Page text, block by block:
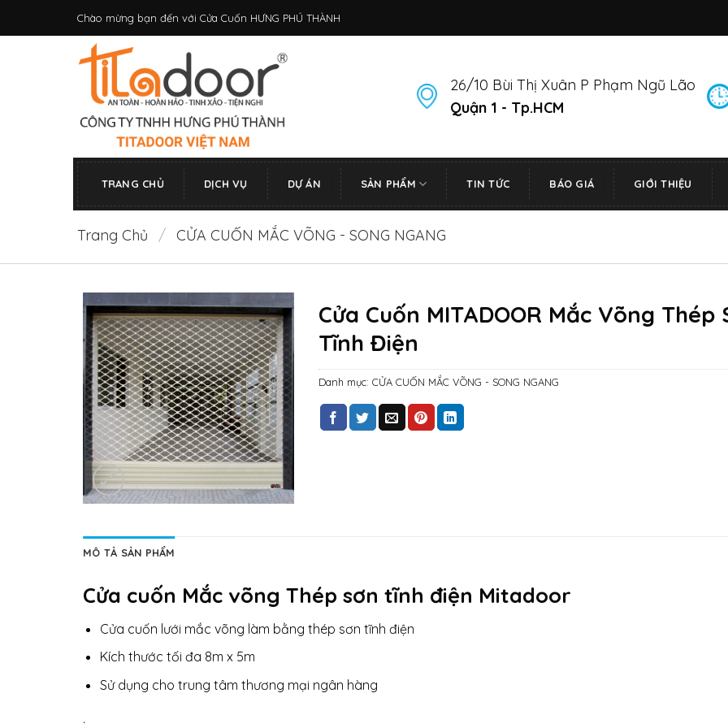
Chào mừng bạn đến với Cửa Cuốn HƯNG PHÚ THÀNH
26/10 Bùi Thị Xuân P Phạm Ngũ Lão
Quận 1 - Tp.HCM
TRANG CHỦ DỊCH VỤ DỰ ÁN SẢN PHẨM TIN TỨC BÁO GIÁ GIỚI THIỆU
Trang Chủ / CỬA CUỐN MẮC VÕNG - SONG NGANG
Cửa Cuốn MITADOOR Mắc Võng Thép
Tĩnh Điện
Danh mục: CỬA CUỐN MẮC VÕNG - SONG NGANG
MÔ TẢ SẢN PHẨM
Cửa cuốn Mắc võng Thép sơn tĩnh điện Mitadoor
Cửa cuốn lưới mắc võng làm bằng thép sơn tĩnh điện
Kích thước tối đa 8m x 5m
Sử dụng cho trung tâm thương mại ngân hàng
.